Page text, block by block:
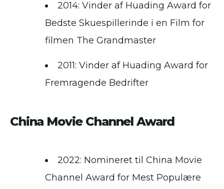
2014: Vinder af Huading Award for
Bedste Skuespillerinde i en Film for
filmen The Grandmaster
2011: Vinder af Huading Award for
Fremragende Bedrifter
China Movie Channel Award
2022: Nomineret til China Movie
Channel Award for Mest Populære